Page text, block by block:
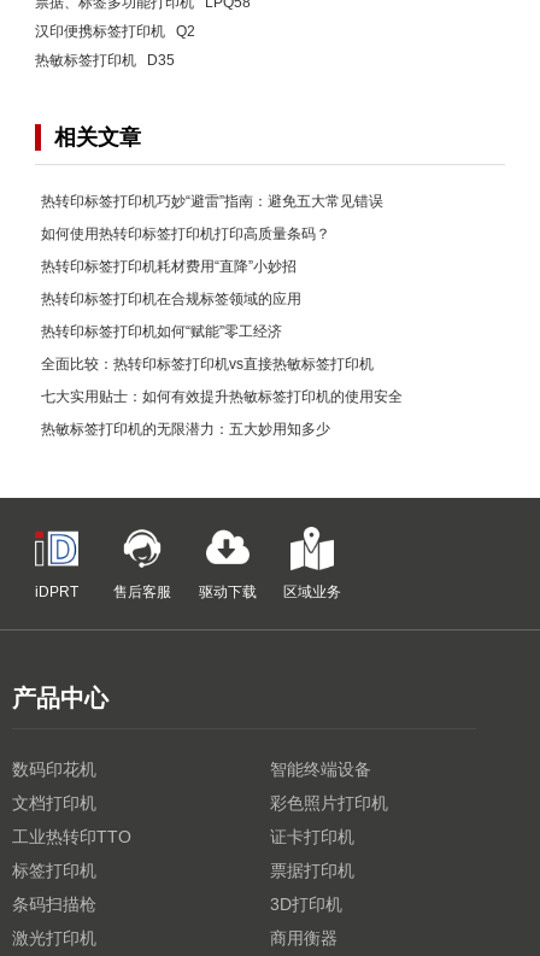
汉印便携标签打印机 Q2
热敏标签打印机 D35
相关文章
热转印标签打印机巧妙“避雷”指南：避免五大常见错误
如何使用热转印标签打印机打印高质量条码？
热转印标签打印机耗材费用“直降”小妙招
热转印标签打印机在合规标签领域的应用
热转印标签打印机如何“赋能”零工经济
全面比较：热转印标签打印机vs直接热敏标签打印机
七大实用贴士：如何有效提升热敏标签打印机的使用安全
热敏标签打印机的无限潜力：五大妙用知多少
iDPRT 售后客服 驱动下载 区域业务
产品中心
数码印花机
智能终端设备
文档打印机
彩色照片打印机
工业热转印TTO
证卡打印机
标签打印机
票据打印机
条码扫描枪
3D打印机
激光打印机
商用衡器